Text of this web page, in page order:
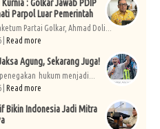
: Golkar Jawab PDIP
Parpol Luar Pemerintah
Partai Golkar, Ahmad Doli...
Read more
Agung, Sekarang Juga!
hukum menjadi...
Read more
Bikin Indonesia Jadi Mitra